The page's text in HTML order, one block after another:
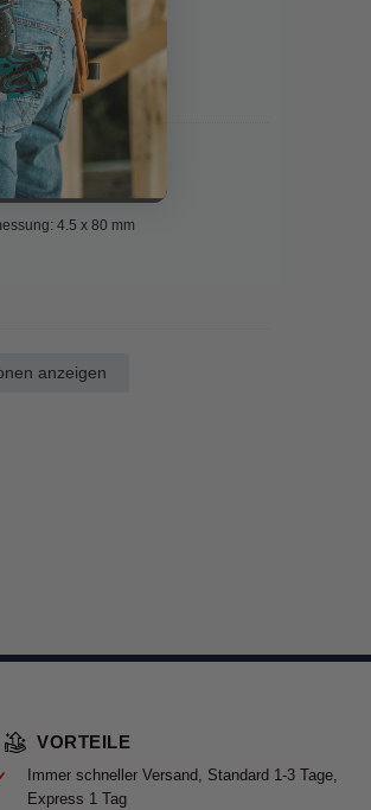
4.5 x 20 mm
4.5 x 80 mm
anzeigen
VORTEILE
Immer schneller Versand, Standard 1-3 Tage,
Express 1 Tag